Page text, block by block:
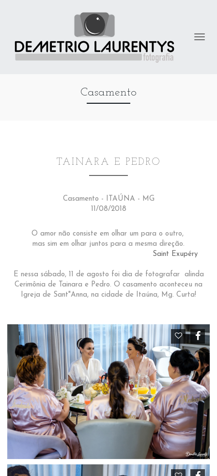
Casamento
TAINARA E PEDRO
Casamento - ITAÚNA - MG
11/08/2018
O amor não consiste em olhar um para o outro,
mas sim em olhar juntos para a mesma direção.
Saint Exupéry
E nessa sábado, 11 de agosto foi dia de fotografar alinda
Cerimônia de Tainara e Pedro. O casamento aconteceu na
Igreja de Sant"Anna, na cidade de Itaúna, Mg. Curta!